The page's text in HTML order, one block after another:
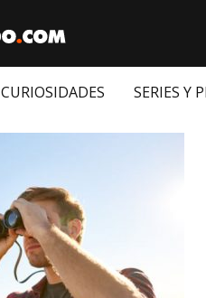
CURIOSIDADES SERIES Y